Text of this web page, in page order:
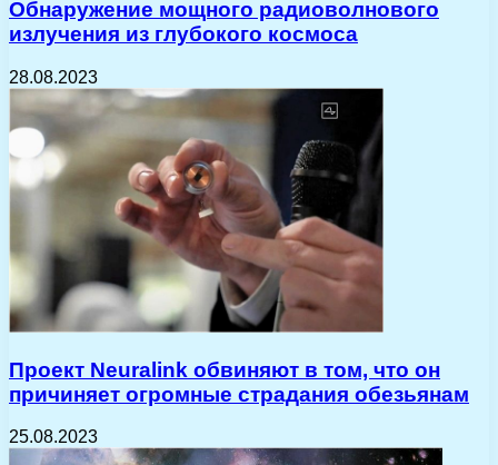
Обнаружение мощного радиоволнового
излучения из глубокого космоса
28.08.2023
Проект Neuralink обвиняют в том, что он
причиняет огромные страдания обезьянам
25.08.2023